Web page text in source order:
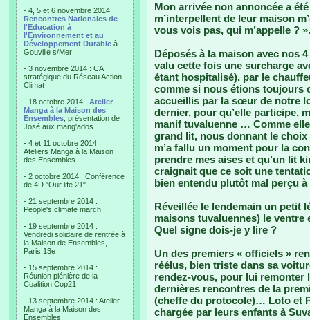
- 4, 5 et 6 novembre 2014 :
Rencontres Nationales de
l'Education à
l'Environnement et au
Développement Durable à
Gouville s/Mer
- 3 novembre 2014 : CA
stratégique du Réseau Action
Climat
- 18 octobre 2014 : Atelier
Manga à la Maison des
Ensembles , présentation de
José aux mang'ados
- 4 et 11 octobre 2014 :
Ateliers Manga à la Maison
des Ensembles
- 2 octobre 2014 : Conférence
de 4D "Our life 21"
- 21 septembre 2014 :
People's climate march
- 19 septembre 2014 :
Vendredi solidaire de rentrée à
la Maison de Ensembles,
Paris 13e
- 15 septembre 2014 :
Réunion plénière de la
Coalition Cop21
- 13 septembre 2014 : Atelier
Manga à la Maison des
Ensembles
Mon arrivée non annoncée a
m’interpellent de leur maison
vous vois pas, qui m’appelle ?
Déposés à la maison avec nos
valu cette fois une surcharge
étant hospitalisé), par le
comme si nous étions toujours
accueillis par la sœur de notre
dernier, pour qu’elle participe,
manif tuvaluenne … Comme
grand lit, nous donnant le
m’a fallu un moment pour la
prendre mes aises et qu’un lit
craignait que ce soit une
bien entendu plutôt mal perçu à
Réveillée le lendemain un petit
maisons tuvaluennes) le ventre
Quel signe dois-je y lire ?
Un des premiers « officiels »
réélus, bien triste dans sa
rendez-vous, pour lui remonter
dernières rencontres de la
(cheffe du protocole)… Loto et
chargée par leurs enfants à